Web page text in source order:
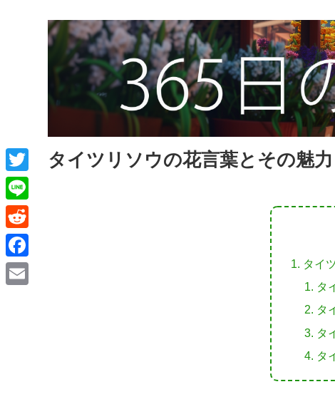
タイツリソウの花言葉とその魅力
タイ
タ
タ
タ
タ
T
w
i
t
L
i
n
e
R
e
d
F